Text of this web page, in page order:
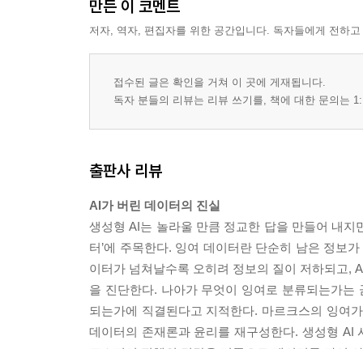
만든 이 코멘트
저자, 역자, 편집자를 위한 공간입니다. 독자들에게 전하
접수된 글은 확인을 거쳐 이 곳에 게재됩니다.
독자 분들의 리뷰는 리뷰 쓰기를, 책에 대한 문의는
출판사 리뷰
AI가 버린 데이터의 진실
생성형 AI는 놀라울 만큼 정교한 답을 만들어 내지
터’에 주목한다. 잉여 데이터란 단순히 남은 정보
이터가 넘쳐날수록 오히려 정보의 질이 저하되고,
을 진단한다. 나아가 무엇이 잉여로 분류되는가
되는가에 직결된다고 지적한다. 마르크스의 잉여
데이터의 존재론과 윤리를 재구성한다. 생성형 AI